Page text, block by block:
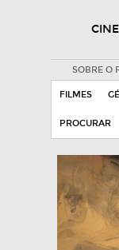
SOBRE O
FILMES
PROCURAR